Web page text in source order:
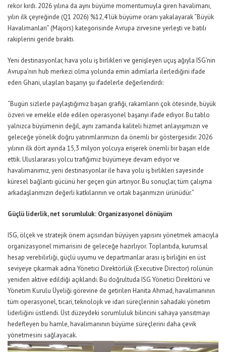
rekor kırdı. 2026 yılına da aynı büyüme momentumuyla giren havalimanı,
yılın ilk çeyreğinde (Q1 2026) %12,4’lük büyüme oranı yakalayarak “Büyük
Havalimanları” (Majors) kategorisinde Avrupa zirvesine yerleşti ve batılı
rakiplerini geride bıraktı.
Yeni destinasyonlar, hava yolu iş birlikleri ve genişleyen uçuş ağıyla ISG’nin
Avrupa’nın hub merkezi olma yolunda emin adımlarla ilerlediğini ifade
eden Ghani, ulaşılan başarıyı şu ifadelerle değerlendirdi:
“Bugün sizlerle paylaştığımız başarı grafiği, rakamların çok ötesinde, büyük
özveri ve emekle elde edilen operasyonel başarıyı ifade ediyor. Bu tablo
yalnızca büyümenin değil, aynı zamanda kaliteli hizmet anlayışımızın ve
geleceğe yönelik doğru yatırımlarımızın da önemli bir göstergesidir. 2026
yılının ilk dört ayında 15,3 milyon yolcuya erişerek önemli bir başarı elde
ettik. Uluslararası yolcu trafiğimiz büyümeye devam ediyor ve
havalimanımız, yeni destinasyonlar ile hava yolu iş birlikleri sayesinde
küresel bağlantı gücünü her geçen gün artırıyor. Bu sonuçlar, tüm çalışma
arkadaşlarımızın değerli katkılarının ve ortak başarımızın ürünüdür.”
Güçlü liderlik, net sorumluluk: Organizasyonel dönüşüm
ISG, ölçek ve stratejik önem açısından büyüyen yapısını yönetmek amacıyla
organizasyonel mimarisini de geleceğe hazırlıyor. Toplantıda, kurumsal
hesap verebilirliği, güçlü uyumu ve departmanlar arası iş birliğini en üst
seviyeye çıkarmak adına Yönetici Direktörlük (Executive Director) rolünün
yeniden aktive edildiği açıklandı. Bu doğrultuda ISG Yönetici Direktörü ve
Yönetim Kurulu Üyeliği görevine de getirilen Hanita Ahmad, havalimanının
tüm operasyonel, ticari, teknolojik ve idari süreçlerinin sahadaki yönetim
liderliğini üstlendi.Üst düzeydeki sorumluluk bilincini sahaya yansıtmayı
hedefleyen bu hamle, havalimanının büyüme süreçlerini daha çevik
yönetmesini sağlayacak.